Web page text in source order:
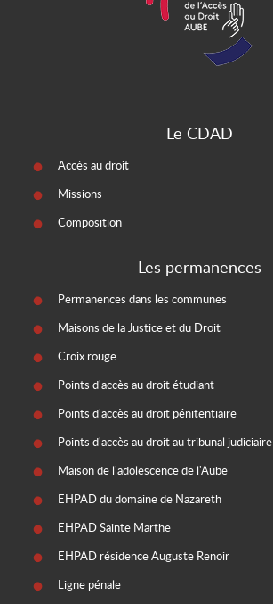
Le CDAD
Accès au droit
Missions
Composition
Les permanences
Permanences dans les communes
Maisons de la Justice et du Droit
Croix rouge
Points d'accès au droit étudiant
Points d'accès au droit pénitentiaire
Points d'accès au droit au tribunal judiciaire
Maison de l'adolescence de l'Aube
EHPAD du domaine de Nazareth
EHPAD Sainte Marthe
EHPAD résidence Auguste Renoir
Ligne pénale